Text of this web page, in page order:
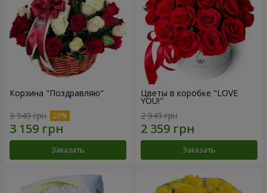
Корзина "Поздравляю"
3 949 грн
Заказать
Цветы в коробке "LOVE
YOU!"
2 949 грн
Заказать